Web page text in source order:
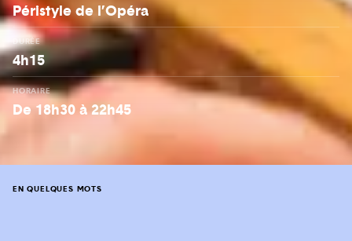
Péristyle de l’Opéra
DURÉE
4h15
HORAIRE
De 18h30 à 22h45
EN QUELQUES MOTS